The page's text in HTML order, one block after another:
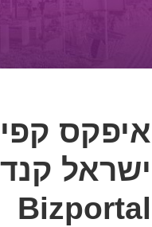
איפקס
Bizportal